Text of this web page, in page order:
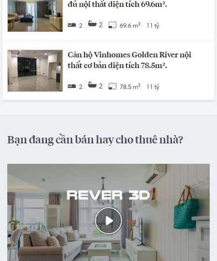
đủ nội thất diện tích 69.6m².
2 2 69.6 m² 11 tỷ
Căn hộ Vinhomes Golden River nội
thất cơ bản diện tích 78.5m².
2 2 78.5 m² 11 tỷ
Bạn đang cần bán hay cho thuê nhà?